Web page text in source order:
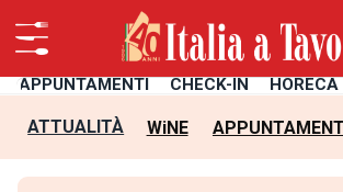
APPUNTAMENTI CHECK-IN HORECA
ATTUALITÀ WiNE